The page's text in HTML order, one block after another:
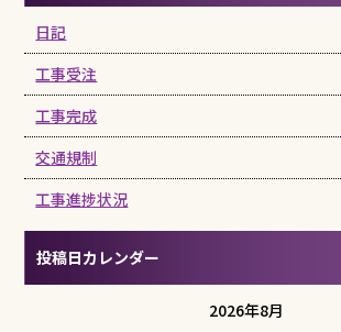
日記
工事受注
工事完成
交通規制
工事進捗状況
投稿日カレンダー
2026年8月